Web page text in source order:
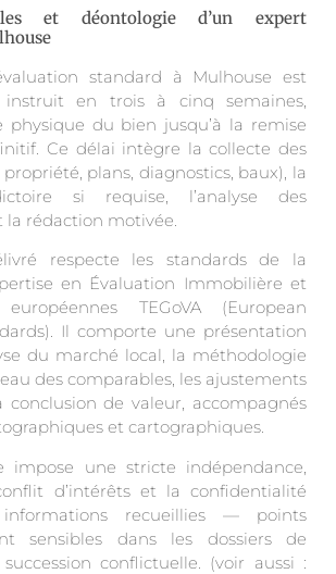
et déontologie d’un expert
standard à Mulhouse est
instruit en trois à cinq semaines,
physique du bien jusqu’à la remise
Ce délai intègre la collecte des
plans, diagnostics, baux), la
si requise, l’analyse des
la rédaction motivée.
respecte les standards de la
en Évaluation Immobilière et
TEGoVA (European
Il comporte une présentation
du marché local, la méthodologie
des comparables, les ajustements
conclusion de valeur, accompagnés
et cartographiques.
impose une stricte indépendance,
d’intérêts et la confidentialité
recueillies — points
sensibles dans les dossiers de
conflictuelle. (voir aussi :